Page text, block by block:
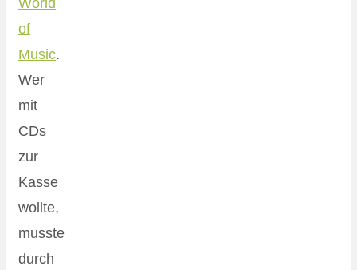
of
Music.
Wer
mit
CDs
zur
Kasse
wollte,
musste
durch